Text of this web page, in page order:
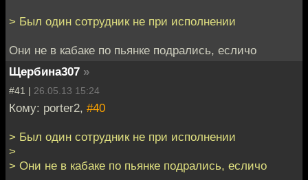
> Был один сотрудник не при исполнении
Они не в кабаке по пьянке подрались, есличо
Щербина307 »
#41 | 26.05.13 15:24
Кому: porter2, #40
> Был один сотрудник не при исполнении
>
> Они не в кабаке по пьянке подрались, есличо